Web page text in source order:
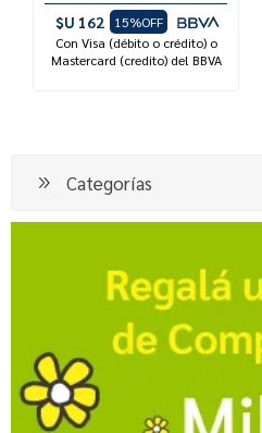
$U 162
15%OFF
Con Visa (débito o crédito) o
Mastercard (credito) del BBVA
Categorías